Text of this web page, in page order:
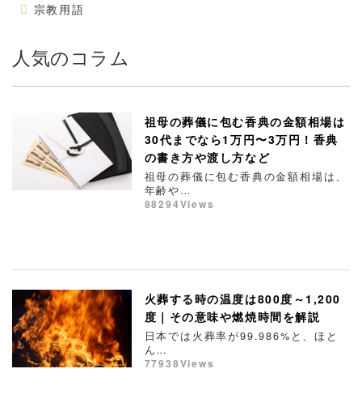
宗教用語
人気のコラム
祖母の葬儀に包む香典の金額相場は
30代までなら1万円〜3万円！香典
の書き方や渡し方など
祖母の葬儀に包む香典の金額相場は、
年齢や…
88294Views
火葬する時の温度は800度～1,200
度｜その意味や燃焼時間を解説
日本では火葬率が99.986%と、ほと
ん…
77938Views